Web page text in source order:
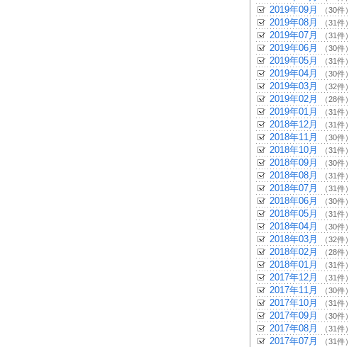
2019年09月 （30件）
2019年08月 （31件）
2019年07月 （31件）
2019年06月 （30件）
2019年05月 （31件）
2019年04月 （30件）
2019年03月 （32件）
2019年02月 （28件）
2019年01月 （31件）
2018年12月 （31件）
2018年11月 （30件）
2018年10月 （31件）
2018年09月 （30件）
2018年08月 （31件）
2018年07月 （31件）
2018年06月 （30件）
2018年05月 （31件）
2018年04月 （30件）
2018年03月 （32件）
2018年02月 （28件）
2018年01月 （31件）
2017年12月 （31件）
2017年11月 （30件）
2017年10月 （31件）
2017年09月 （30件）
2017年08月 （31件）
2017年07月 （31件）